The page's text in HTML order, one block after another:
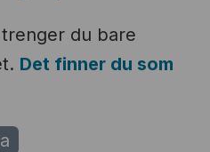
du bare
Det finner du som